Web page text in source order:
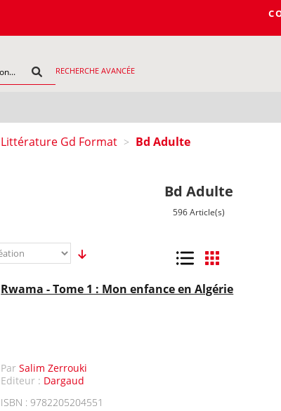
RECHERCHE AVANCÉE
Littérature Gd Format > Bd Adulte
Bd Adulte
596 Article(s)
Liste Grille
Rwama - Tome 1 : Mon enfance en Algérie
ParSalim Zerrouki
Editeur : Dargaud
ISBN : 9782205204551